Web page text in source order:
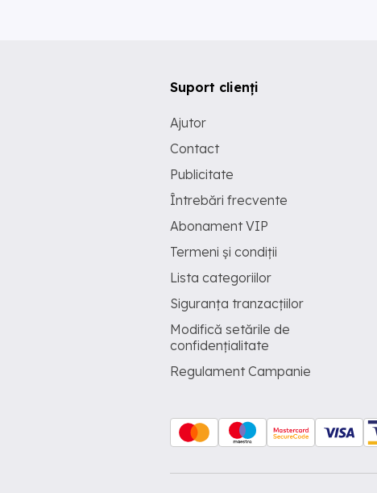
Suport clienți
Ajutor
Contact
Publicitate
Întrebări frecvente
Abonament VIP
Termeni și condiții
Lista categoriilor
Siguranța tranzacțiilor
Modifică setările de
confidențialitate
Regulament Campanie